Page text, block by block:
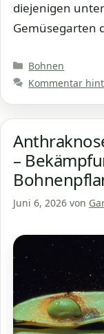
diejenigen
Gemüsegarten
Kategorien
Bohnen
Kommentar
–
Juni 6, 2026 von